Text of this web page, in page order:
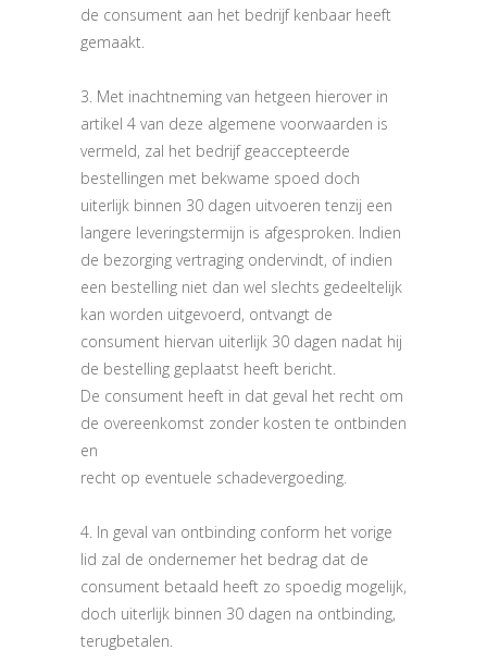
de consument aan het bedrijf kenbaar heeft
gemaakt.
3. Met inachtneming van hetgeen hierover in
artikel 4 van deze algemene voorwaarden is
vermeld, zal het bedrijf geaccepteerde
bestellingen met bekwame spoed doch
uiterlijk binnen 30 dagen uitvoeren tenzij een
langere leveringstermijn is afgesproken. Indien
de bezorging vertraging ondervindt, of indien
een bestelling niet dan wel slechts gedeeltelijk
kan worden uitgevoerd, ontvangt de
consument hiervan uiterlijk 30 dagen nadat hij
de bestelling geplaatst heeft bericht.
De consument heeft in dat geval het recht om
de overeenkomst zonder kosten te ontbinden
en
recht op eventuele schadevergoeding.
4. In geval van ontbinding conform het vorige
lid zal de ondernemer het bedrag dat de
consument betaald heeft zo spoedig mogelijk,
doch uiterlijk binnen 30 dagen na ontbinding,
terugbetalen.